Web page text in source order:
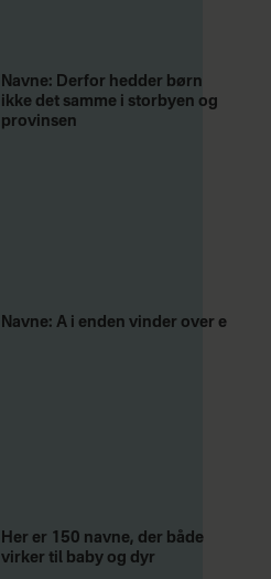
Navne: Derfor hedder børn
ikke det samme i storbyen og
provinsen
Navne: A i enden vinder over e
Her er 150 navne, der både
virker til baby og dyr